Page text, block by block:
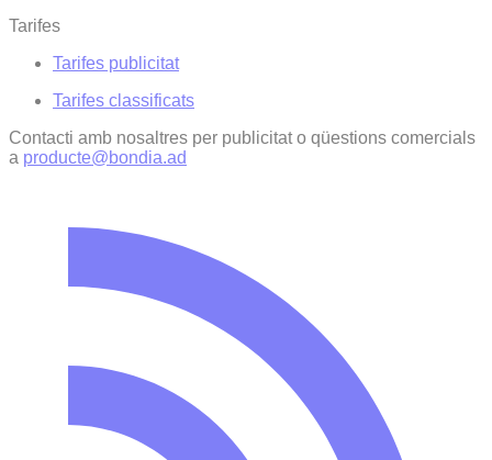
Tarifes
Tarifes publicitat
Tarifes classificats
Contacti amb nosaltres per publicitat o qüestions comercials
a producte@bondia.ad